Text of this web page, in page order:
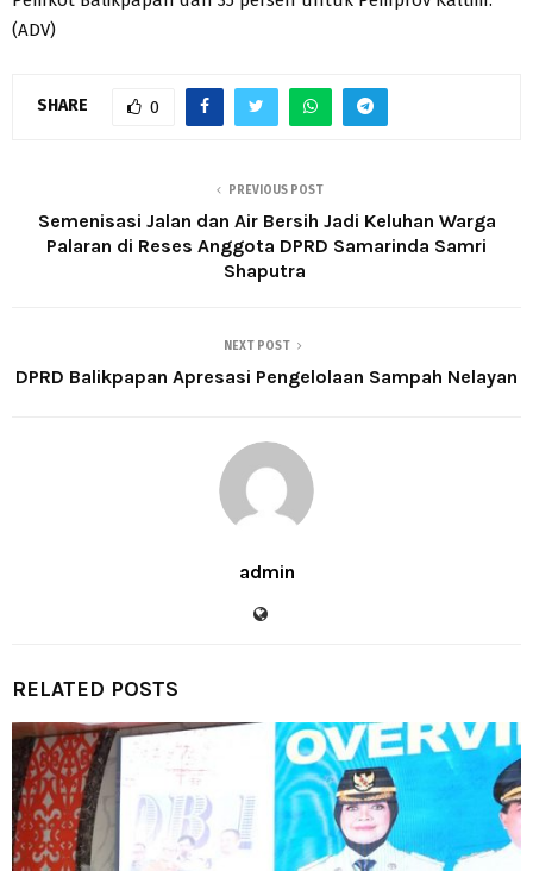
(ADV)
SHARE 0
PREVIOUS POST
Semenisasi Jalan dan Air Bersih Jadi Keluhan Warga
Palaran di Reses Anggota DPRD Samarinda Samri
Shaputra
NEXT POST
DPRD Balikpapan Apresasi Pengelolaan Sampah Nelayan
admin
RELATED POSTS